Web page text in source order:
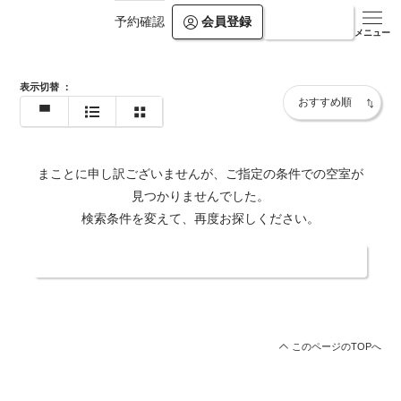
予約確認 会員登録
メニュー
https://shiosai-spa.com/
表示切替 ：
まことに申し訳ございませんが、ご指定の条件での空室が
見つかりませんでした。
検索条件を変えて、再度お探しください。
このページのTOPへ